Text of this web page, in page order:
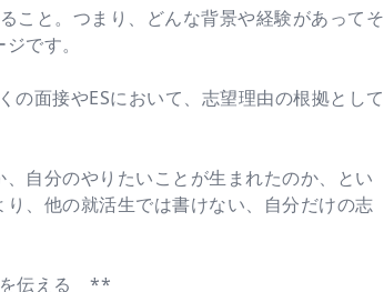
こと。つまり、どんな背景や経験があってそ
です。
の面接やESにおいて、志望理由の根拠として
自分のやりたいことが生まれたのか、とい
、他の就活生では書けない、自分だけの志
を伝える **